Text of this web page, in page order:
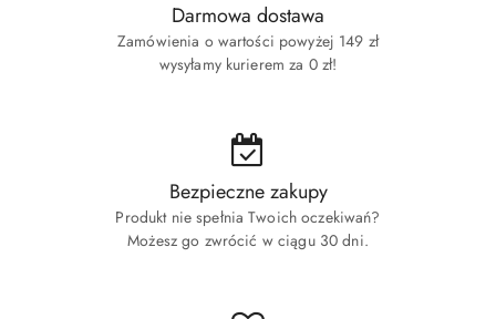
Darmowa dostawa
Zamówienia o wartości powyżej 149 zł
wysyłamy kurierem za 0 zł!
Bezpieczne zakupy
Produkt nie spełnia Twoich oczekiwań?
Możesz go zwrócić w ciągu 30 dni.